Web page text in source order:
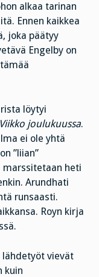
alkaa tarinan
Ennen kaikkea
joka päätyy
Engelby on
löytyi
Viikko joulukuussa.
ei ole yhtä
”liian”
marssitetaan heti
Arundhati
runsaasti.
Royn kirja
lähdetyöt vievät
kuin